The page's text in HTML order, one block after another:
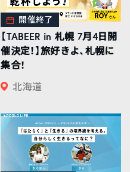
開催終了
【TABEER in 札幌 7月4日開
催決定！】旅好きよ、札幌に
集合！
北海道